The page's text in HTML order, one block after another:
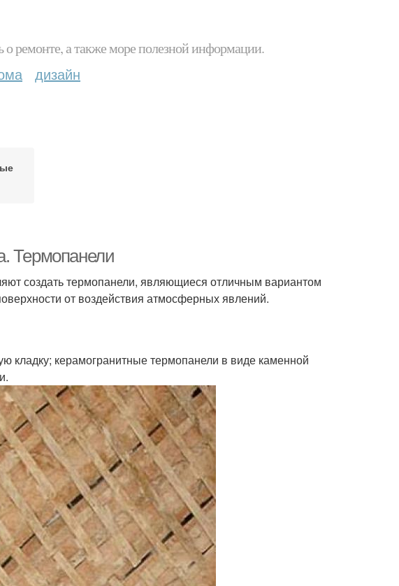
о ремонте, а также море полезной информации.
дизайн
Термопанели
создать термопанели, являющиеся отличным вариантом
от воздействия атмосферных явлений.
кладку; керамогранитные термопанели в виде каменной